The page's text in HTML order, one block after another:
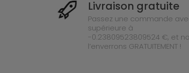
Livraison gratuite
Passez une commande
supérieure à
-0.23809523809524 €, et
l’enverrons GRATUITEMENT !